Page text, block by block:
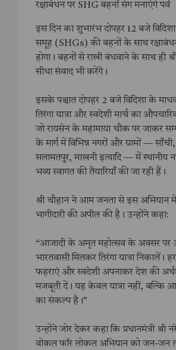
रक्षाबंधन पर SHG बहनों संग मनाएंगे पर्व
इस दिन का शुभारंभ दोपहर 12 बजे
समूह (SHGs) की बहनों के साथ
होगा। बहनों से राखी बंधवाने के साथ ही
सीधा संवाद भी करेंगे।
इसके पश्चात दोपहर 2 बजे विदिशा के
तिरंगा यात्रा और स्वदेशी मार्च का
जो रायसेन के महामाया चौक पर जाकर
के मार्ग में विभिन्न नगरों और ग्रामों —
सलामतपुर, माखनी इत्यादि — में स्थानीय
भव्य स्वागत की तैयारियाँ की जा रही हैं।
श्री चौहान ने आम जनता से इस अभियान
भागीदारी की अपील की है। उन्होंने कहा:
“आजादी के अमृत महोत्सव के अवसर
भारतवासी मिलकर तिरंगा यात्रा निकालें।
फहराएं और स्वदेशी अपनाकर देश की
मजबूती दें। यह केवल यात्रा नहीं, बल्कि
का संकल्प है।”
उन्होंने जोर देकर कहा कि प्रधानमंत्री श्री
वोकल फॉर लोकल अभियान को जन-जन